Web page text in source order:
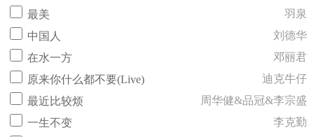
最美
羽泉
中国人
刘德华
在水一方
邓丽君
原来你什么都不要(Live)
迪克牛仔
最近比较烦
周华健&品冠&李宗盛
一生不变
李克勤